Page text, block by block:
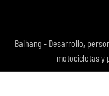
Baihang - Desarrollo,
motocicletas y